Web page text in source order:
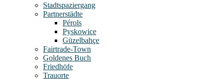
Stadtspaziergang
Partnerstädte
Pérols
Pyskowice
Güzelbahçe
Fairtrade-Town
Goldenes Buch
Friedhöfe
Trauorte